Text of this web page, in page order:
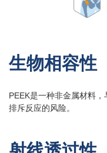
生物相容性
PEEK是一种非金属材料
排斥反应的风险。